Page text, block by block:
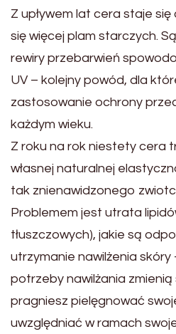
Z upływem lat cera staje
się więcej plam starczych.
rewiry przebarwień
UV – kolejny powód, dla
zastosowanie ochrony
każdym wieku.
Z roku na rok niestety cera
własnej naturalnej
tak znienawidzonego
Problemem jest utrata
tłuszczowych), jakie są
utrzymanie nawilżenia skóry
potrzeby nawilżania zmienią
pragniesz pielęgnować
uwzględniać w ramach